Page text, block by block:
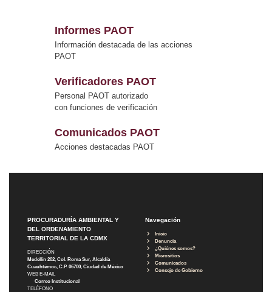
Informes PAOT
Información destacada de las acciones
PAOT
Verificadores PAOT
Personal PAOT autorizado
con funciones de verificación
Comunicados PAOT
Acciones destacadas PAOT
PROCURADURÍA AMBIENTAL Y
DEL ORDENAMIENTO
TERRITORIAL DE LA CDMX
DIRECCIÓN
Medellín 202, Col. Roma Sur, Alcaldía
Cuauhtémoc, C.P. 06700, Ciudad de México
WEB E-MAIL
Correo Institucional
TELÉFONO
Navegación
Inicio
Denuncia
¿Quiénes somos?
Micrositios
Comunicados
Consejo de Gobierno